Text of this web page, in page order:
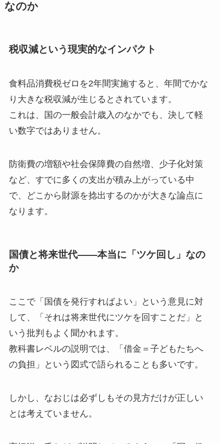
なのか
税収減という現実的なインパクト
食料品消費税ゼロを2年間実施すると、年間でかな
り大きな税収減が生じるとされています。
これは、国の一般会計歳入のなかでも、決して軽
い数字ではありません。
防衛費の増額や社会保障費の自然増、少子化対策
など、すでに多くの支出が積み上がっている中
で、どこから財源を捻出するのかが大きな論点に
なります。
国債と将来世代――本当に「ツケ回し」なの
か
ここで「国債を発行すればよい」という意見に対
して、「それは将来世代にツケを回すことだ」と
いう批判もよく聞かれます。
教科書レベルの説明では、「借金＝子どもたちへ
の負担」という図式で語られることも多いです。
しかし、なおじは必ずしもその見方だけが正しい
とは考えていません。